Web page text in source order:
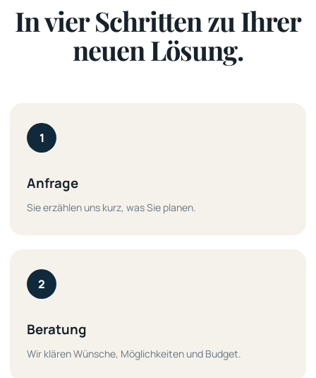
In vier Schritten zu Ihrer
neuen Lösung.
1
Anfrage
Sie erzählen uns kurz, was Sie planen.
2
Beratung
Wir klären Wünsche, Möglichkeiten und Budget.